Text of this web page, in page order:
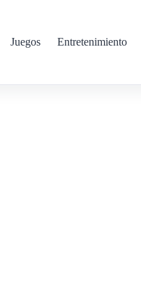
Juegos Entretenimiento